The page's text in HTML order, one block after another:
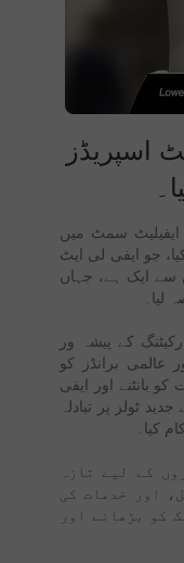
اسپریڈز
نے دبئی میں 2025 کے ایفیلیٹ سمٹ میں
جو ایفی لی ایٹ
سے ایک ہے، جہاں
کے پیشہ ور
عالمی برانڈز کو
بانٹنے اور ایفی
ٹولز پر تبادلہ
کیا۔
کے لیے تازہ
اور خدمات کی
کو بڑھانے اور